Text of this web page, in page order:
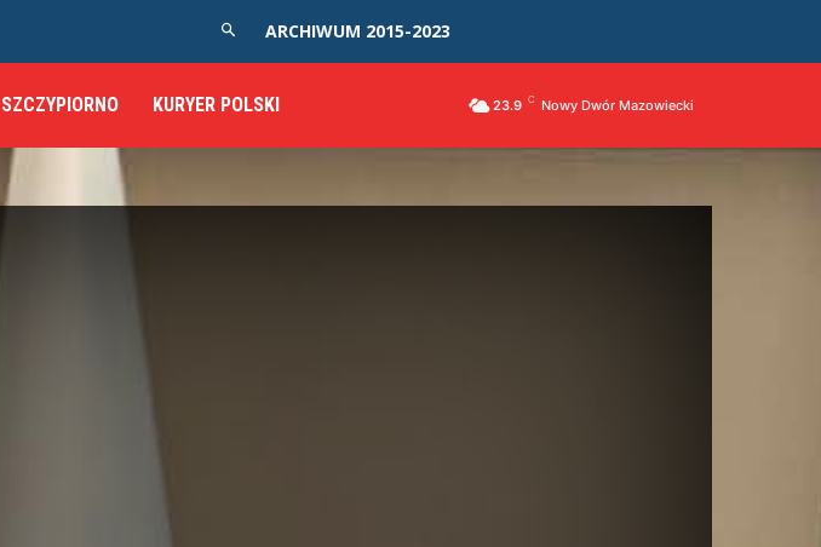
ARCHIWUM 2015-2023
SZCZYPIORNO KURYER POLSKI 23.9 C Nowy Dwór Mazowiecki